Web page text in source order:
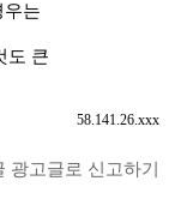
우는
도 큰
58.141.26.xxx
광고글로 신고하기